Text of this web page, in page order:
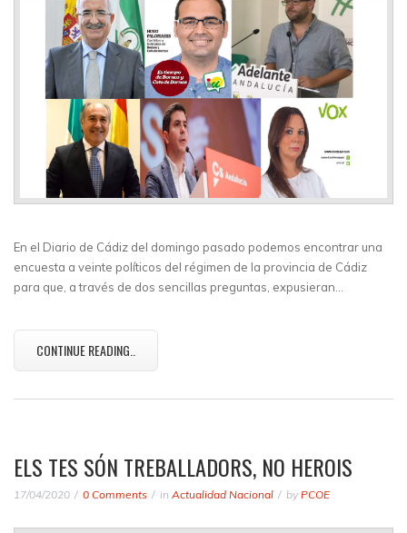
En el Diario de Cádiz del domingo pasado podemos encontrar una
encuesta a veinte políticos del régimen de la provincia de Cádiz
para que, a través de dos sencillas preguntas, expusieran…
CONTINUE READING..
ELS TES SÓN TREBALLADORS, NO HEROIS
17/04/2020 0 Comments in Actualidad Nacional by PCOE